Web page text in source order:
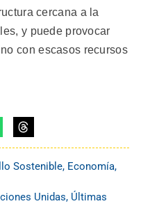
cercana a la
y puede provocar
con escasos recursos
Sostenible, Economía,
Unidas, Últimas